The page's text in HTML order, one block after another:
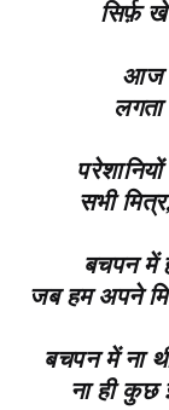
सिर्फ़
आज
सभी
बचपन
जब हम अपने
बचपन में ना
ना ही कुछ